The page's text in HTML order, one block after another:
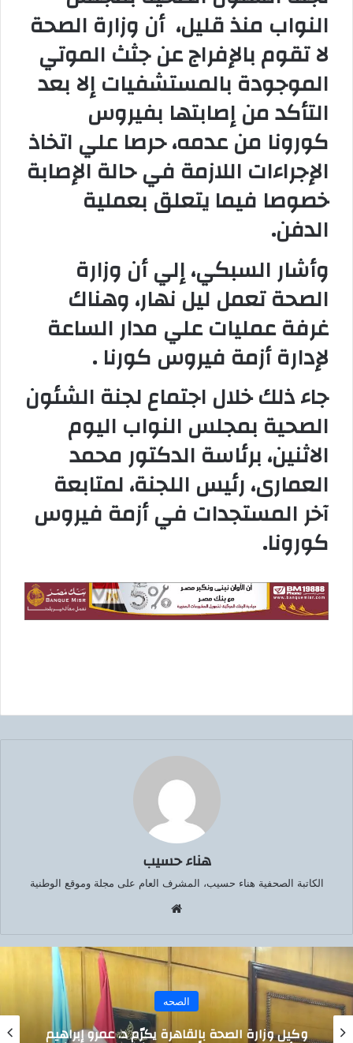
النواب منذ قليل، أن وزارة الصحة
لا تقوم بالإفراج عن جثث الموتي
الموجودة بالمستشفيات إلا بعد
التأكد من إصابتها بفيروس
كورونا من عدمه، حرصا علي اتخاذ
الإجراءات اللازمة في حالة الإصابة
خصوصا فيما يتعلق بعملية
الدفن.
وأشار السبكي، إلي أن وزارة
الصحة تعمل ليل نهار، وهناك
غرفة عمليات علي مدار الساعة
لإدارة أزمة فيروس كورنا .
جاء ذلك خلال اجتماع لجنة الشئون
الصحية بمجلس النواب اليوم
الاثنين، برئاسة الدكتور محمد
العمارى، رئيس اللجنة، لمتابعة
آخر المستجدات في أزمة فيروس
كورونا.
هناء حسيب
الكاتبة الصحفية هناء حسيب، المشرف العام على مجلة وموقع الوطنية
الوي
ب
عمرو إبراهيم بعد فشل عملية بالخارج.. فريق